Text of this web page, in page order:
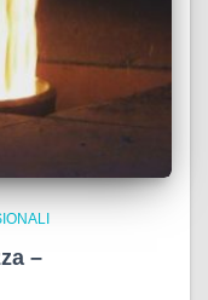
–